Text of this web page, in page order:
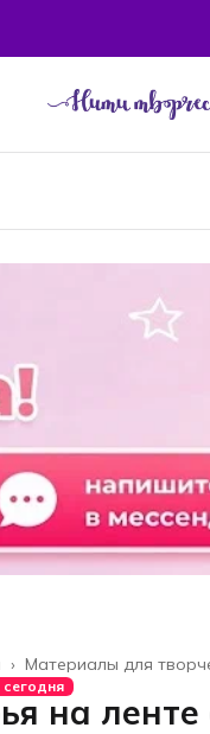
Материалы для
›
на ленте